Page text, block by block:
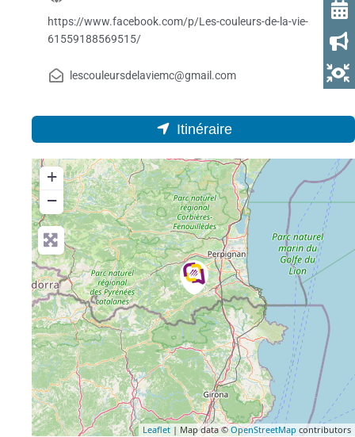
https://www.facebook.com/p/Les-couleurs-de-la-vie-
61559188569515/
lescouleursdelaviemc@gmail.com
Itinéraire
+
−
Leaflet| Map data © OpenStreetMap contributors